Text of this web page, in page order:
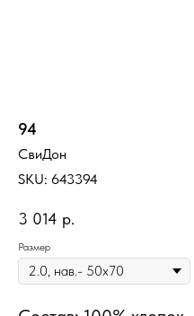
94
СвиДон
SKU: 643394
3 014 р.
Размер